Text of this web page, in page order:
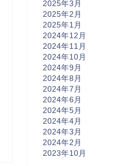
2025年3月
2025年2月
2025年1月
2024年12月
2024年11月
2024年10月
2024年9月
2024年8月
2024年7月
2024年6月
2024年5月
2024年4月
2024年3月
2024年2月
2023年10月